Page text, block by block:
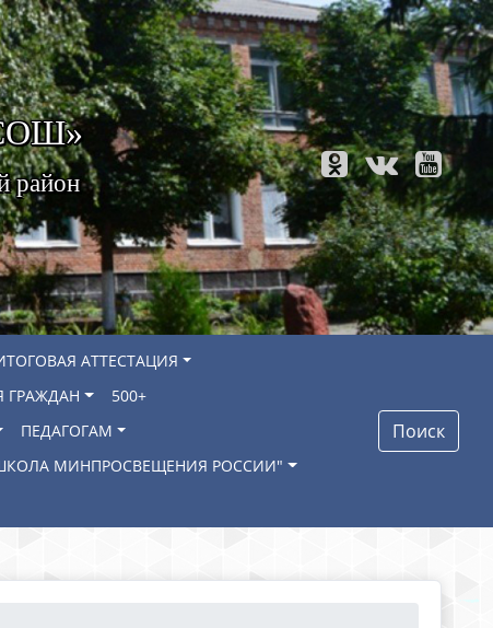
район
АТТЕСТАЦИЯ
ГРАЖДАН
500+
ПЕДАГОГАМ
МИНПРОСВЕЩЕНИЯ РОССИИ"
Поиск